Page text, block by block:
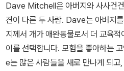
Dave Mitchell은 아버지와 사사건
견이 다른 두 사람. Dave는 아버지
지께서 개가 애완동물로서 더 교육
이를 선택합니다. 모험을 좋아하는
e는 많은 사람들을 새로 만나게 되고